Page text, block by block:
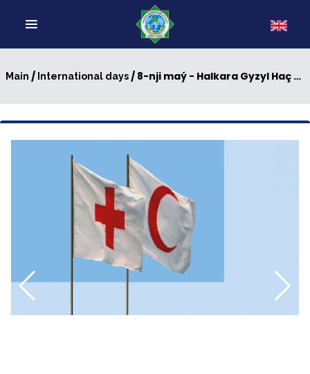
Main / International days/ 8-nji maý - Halkara Gyzyl Haç we Gyzyl Ýarymaýyň Bütindünýä güni